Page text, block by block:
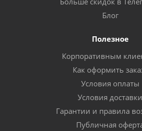
Блог
Полезное
Корпоративным
Как оформить
Условия оплаты
Условия доставки
Гарантии и правила
Публичная